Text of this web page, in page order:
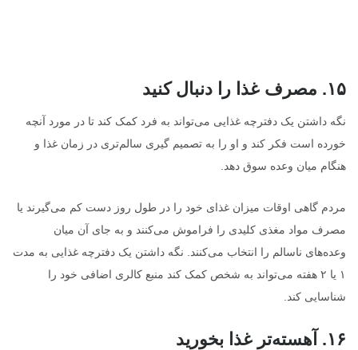
۱۵. مصرف غذا را دنبال کنید
نگه داشتن یک دفترچه غذایی می‌تواند به فرد کمک کند تا در مورد آنچه
خورده است فکر کند و او را به تصمیم گیری سالم‌تری در زمان غذا و
هنگام میان وعده سوق دهد.
مردم گاهی اوقات میزان غذای خود را در طول روز دست کم می‌گیرند یا
مصرف مواد مغذی کلیدی را فراموش می‌کنند و به جای آن میان
وعده‌های ناسالم را انتخاب می‌کنند. نگه داشتن یک دفترچه غذایی به مدت
۱ یا ۲ هفته می‌تواند به شخص کمک کند منبع کالری اضافی خود را
شناسایی کند.
۱۶. آهسته‌تر غذا بخورید